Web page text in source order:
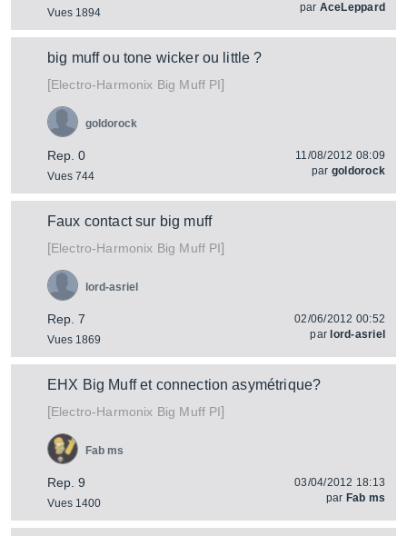
Vues 1894
par AceLeppard
big muff ou tone wicker ou little ?
[Electro-Harmonix Big Muff PI]
Rep. 0
Vues 744
goldorock
11/08/2012 08:09
par goldorock
Faux contact sur big muff
[Electro-Harmonix Big Muff PI]
Rep. 7
Vues 1869
lord-asriel
02/06/2012 00:52
par lord-asriel
EHX Big Muff et connection asymétrique?
[Electro-Harmonix Big Muff PI]
Rep. 9
Vues 1400
Fab ms
03/04/2012 18:13
par Fab ms